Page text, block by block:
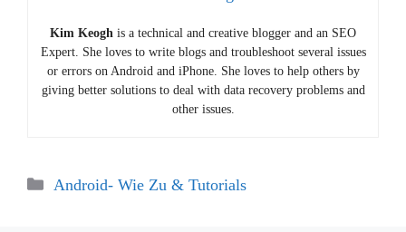
Kim Keogh is a technical and creative blogger and an SEO
Expert. She loves to write blogs and troubleshoot several issues
or errors on Android and iPhone. She loves to help others by
giving better solutions to deal with data recovery problems and
other issues.
Categories
Android- Wie Zu & Tutorials